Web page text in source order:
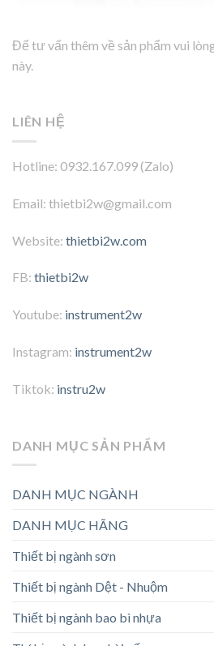
Để tư vấn thêm về sản phẩm vui
này.
LIÊN HỆ
Hotline: 0932.167.099 (Zalo)
Email: thietbi2w@gmail.com
Website: thietbi2w.com
FB: thietbi2w
Youtube: instrument2w
Instagram: instrument2w
Tiktok: instru2w
DANH MỤC SẢN PHẨM
DANH MỤC NGÀNH
DANH MỤC HÃNG
Thiết bị ngành sơn
Thiết bị ngành Dệt - Nhuộm
Thiết bị ngành bao bì nhựa